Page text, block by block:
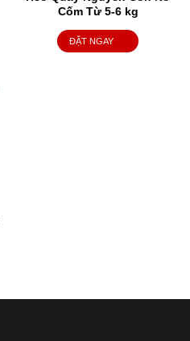
Cốm Từ 5-6 kg
ĐẶT NGAY